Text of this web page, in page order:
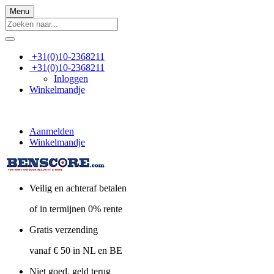
Menu
+31(0)10-2368211
+31(0)10-2368211
Inloggen
Winkelmandje
Aanmelden
Winkelmandje
Veilig en achteraf betalen
of in termijnen 0% rente
Gratis verzending
vanaf € 50 in NL en BE
Niet goed, geld terug